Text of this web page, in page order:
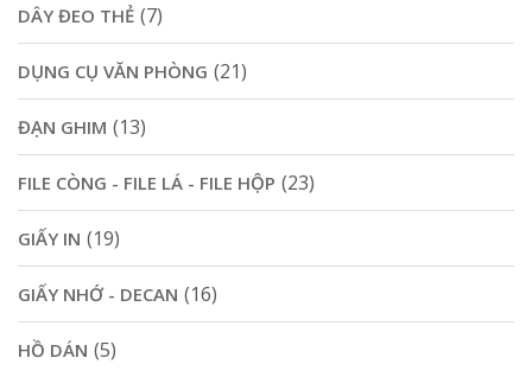
DÂY ĐEO THẺ (7)
DỤNG CỤ VĂN PHÒNG (21)
ĐẠN GHIM (13)
FILE CÒNG - FILE LÁ - FILE HỘP (23)
GIẤY IN (19)
GIẤY NHỚ - DECAN (16)
HỒ DÁN (5)